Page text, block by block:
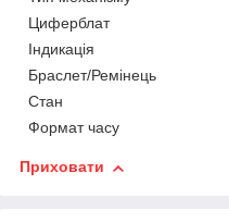
Циферблат
Індикація
Браслет/Ремінець
Стан
Формат часу
Приховати